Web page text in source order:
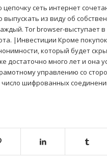
сеть интернет
из виду об
Tor browser-выступает
|Инвестиции Кроме
который будет
достаточно много лет и она
управлению со
число шифрованных